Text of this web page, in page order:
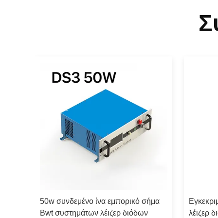
50w συνδεμένο ίνα εμπορικό σήμα
Bwt συστημάτων λέιζερ διόδων
λέιζερ